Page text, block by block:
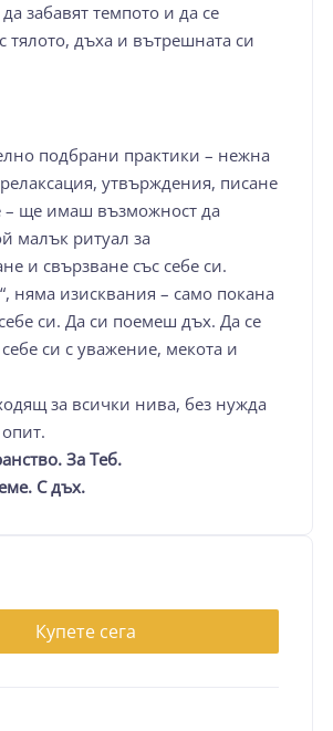
забавят темпото и да се
тялото, дъха и вътрешната си
подбрани практики – нежна
утвърждения, писане
– ще имаш възможност да
малък ритуал за
и свързване със себе си.
няма изисквания – само покана
си. Да си поемеш дъх. Да се
си с уважение, мекота и
за всички нива, без нужда
За Tеб.
С дъх.
Купете сега